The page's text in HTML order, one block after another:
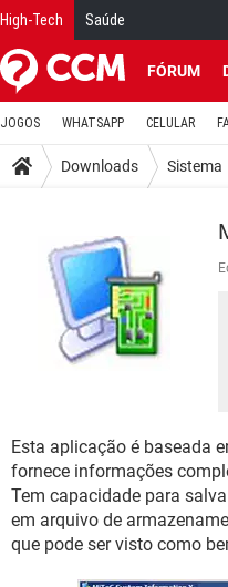
High-Tech Saúde
FÓRUM
JOGOS WHATSAPP CELULAR
Downloads Sistema
Esta aplicação é baseada
fornece informações
Tem capacidade para
em arquivo de
que pode ser visto como